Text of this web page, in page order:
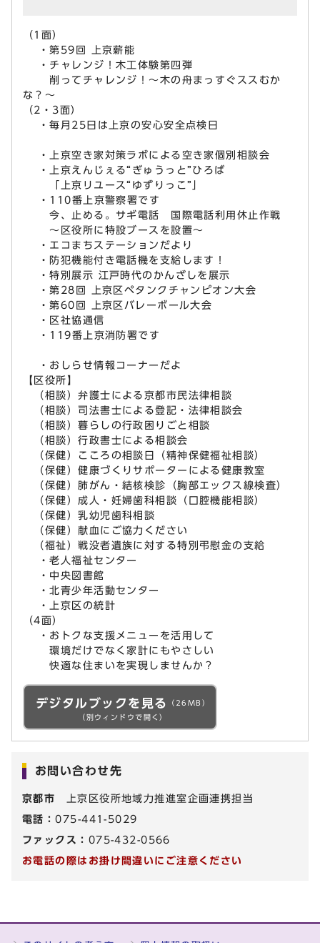
（1面）
・第59回 上京薪能
・チャレンジ！木工体験第四弾
削ってチャレンジ！～木の舟まっすぐススむか
な？～
（2・3面）
・毎月25日は上京の安心安全点検日
・上京空き家対策ラボによる空き家個別相談会
・上京えんじぇる“ぎゅうっと”ひろば
「上京リユース“ゆずりっこ”」
・110番上京警察署です
今、止める。サギ電話 国際電話利用休止作戦
～区役所に特設ブースを設置～
・エコまちステーションだより
・防犯機能付き電話機を支給します！
・特別展示 江戸時代のかんざしを展示
・第28回 上京区ペタンクチャンピオン大会
・第60回 上京区バレーボール大会
・区社協通信
・119番上京消防署です
・おしらせ情報コーナーだよ
【区役所】
（相談）弁護士による京都市民法律相談
（相談）司法書士による登記・法律相談会
（相談）暮らしの行政困りごと相談
（相談）行政書士による相談会
（保健）こころの相談日（精神保健福祉相談）
（保健）健康づくりサポーターによる健康教室
（保健）肺がん・結核検診（胸部エックス線検査）
（保健）成人・妊婦歯科相談（口腔機能相談）
（保健）乳幼児歯科相談
（保健）献血にご協力ください
（福祉）戦没者遺族に対する特別弔慰金の支給
・老人福祉センター
・中央図書館
・北青少年活動センター
・上京区の統計
（4面）
・おトクな支援メニューを活用して
環境だけでなく家計にもやさしい
快適な住まいを実現しませんか？
デジタルブックを見る
（26MB）
（別ウィンドウで開く）
お問い合わせ先
京都市 上京区役所地域力推進室企画連携担当
電話：075-441-5029
ファックス： 075-432-0566
お電話の際はお掛け間違いにご注意ください